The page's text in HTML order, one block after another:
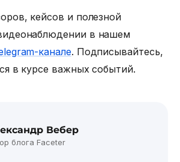
кейсов и полезной
в нашем
канале. Подписывайтесь,
в курсе важных событий.
Вебер
блога Faceter